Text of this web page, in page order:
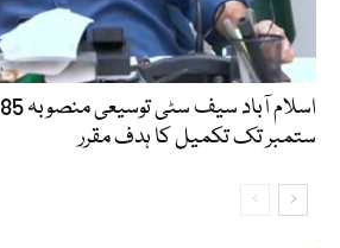
ستمبر تک تکمیل کا ہدف مقرر